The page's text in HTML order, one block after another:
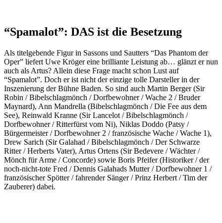
“Spamalot”: DAS ist die Besetzung
Als titelgebende Figur in Sassons und Sautters “Das Phantom der
Oper” liefert Uwe Kröger eine brilliante Leistung ab… glänzt er nun
auch als Artus? Allein diese Frage macht schon Lust auf
“Spamalot”. Doch er ist nicht der einzige tolle Darsteller in der
Inszenierung der Bühne Baden. So sind auch Martin Berger (Sir
Robin / Bibelschlagmönch / Dorfbewohner / Wache 2 / Bruder
Maynard), Ann Mandrella (Bibelschlagmönch / Die Fee aus dem
See), Reinwald Kranne (Sir Lancelot / Bibelschlagmönch /
Dorfbewohner / Ritterfürst vom Ni), Niklas Doddo (Patsy /
Bürgermeister / Dorfbewohner 2 / französische Wache / Wache 1),
Drew Sarich (Sir Galahad / Bibelschlagmönch / Der Schwarze
Ritter / Herberts Vater), Artus Ortens (Sir Bedevere / Wächter /
Mönch für Arme / Concorde) sowie Boris Pfeifer (Historiker / der
noch-nicht-tote Fred / Dennis Galahads Mutter / Dorfbewohner 1 /
französischer Spötter / fahrender Sänger / Prinz Herbert / Tim der
Zauberer) dabei.